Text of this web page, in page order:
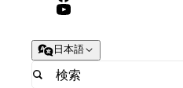
日本語